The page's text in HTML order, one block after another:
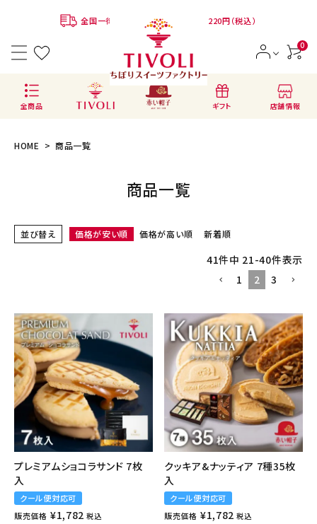
全国一律780円 ※クール便代：別途220円（税込）
0
全商品 ギフト 店舗情報
ようこそ ゲスト 様
CATEGORIES カテゴリから選ぶ
PRICE 価格から探す
GIFT ギフトシーンから探す
ご利用ガイド
プライバシーポリシー
特定商取引法について
HOME 商品一覧
商品一覧
並び替え 価格が安い順 価格が高い順 新着順
41件中 21-40件表示
1
2 3
プレミアムショコラサンド 7枚
入
クール便対応可
販売価格 ¥1,782 税込
クッキア&ナッティア 7種35枚
入
クール便対応可
販売価格 ¥1,782 税込